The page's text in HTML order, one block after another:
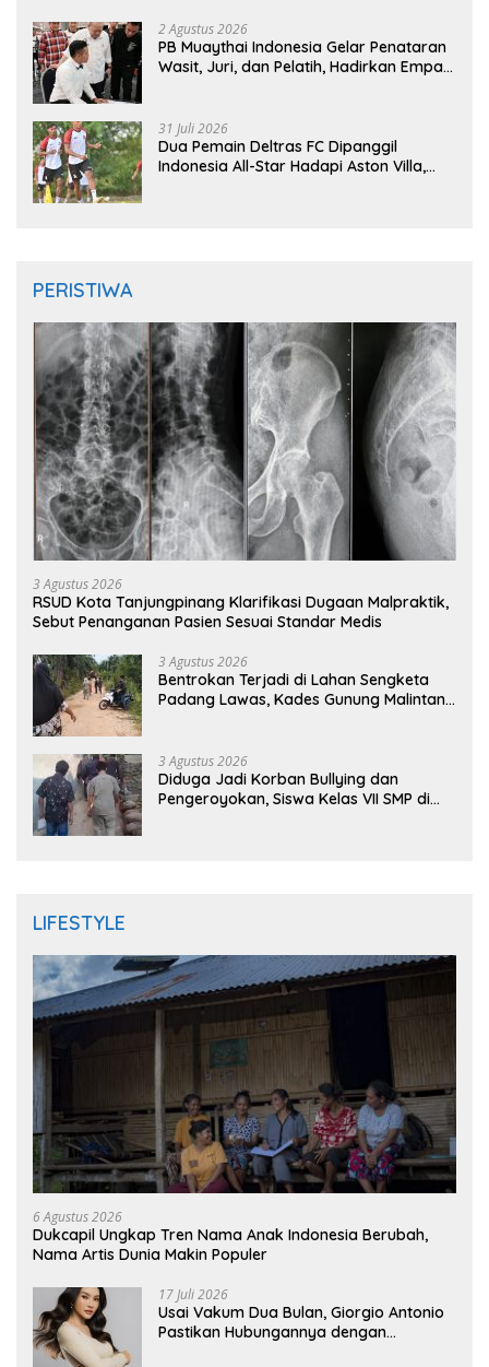
2 Agustus 2026
PB Muaythai Indonesia Gelar Penataran
Wasit, Juri, dan Pelatih, Hadirkan Empat
31 Juli 2026
Dua Pemain Deltras FC Dipanggil
Indonesia All-Star Hadapi Aston Villa,
PERISTIWA
3 Agustus 2026
RSUD Kota Tanjungpinang Klarifikasi Dugaan Malpraktik,
Sebut Penanganan Pasien Sesuai Standar Medis
3 Agustus 2026
Bentrokan Terjadi di Lahan Sengketa
Padang Lawas, Kades Gunung Malintang
3 Agustus 2026
Diduga Jadi Korban Bullying dan
Pengeroyokan, Siswa Kelas VII SMP di
LIFESTYLE
6 Agustus 2026
Dukcapil Ungkap Tren Nama Anak Indonesia Berubah,
Nama Artis Dunia Makin Populer
17 Juli 2026
Usai Vakum Dua Bulan, Giorgio Antonio
Pastikan Hubungannya dengan